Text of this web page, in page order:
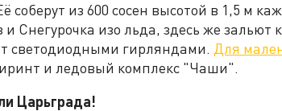
соберут из 600 сосен высотой в 1,5 м
Снегурочка изо льда, здесь же зальют
светодиодными гирляндами. Для
и ледовый комплекс "Чаши".
Царьграда!